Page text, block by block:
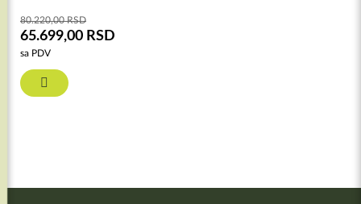
80.220,00RSD
65.699,00 RSD
sa PDV